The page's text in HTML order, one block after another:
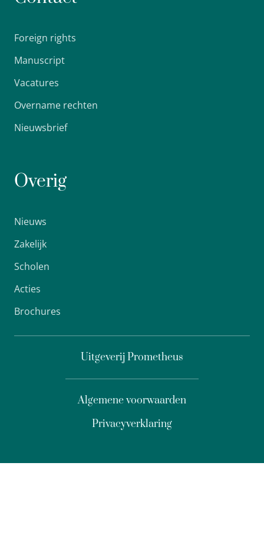
Foreign rights
Manuscript
Vacatures
Overname rechten
Nieuwsbrief
Overig
Nieuws
Zakelijk
Scholen
Acties
Brochures
Uitgeverij Prometheus
Privacyverklaring
Algemene voorwaarden